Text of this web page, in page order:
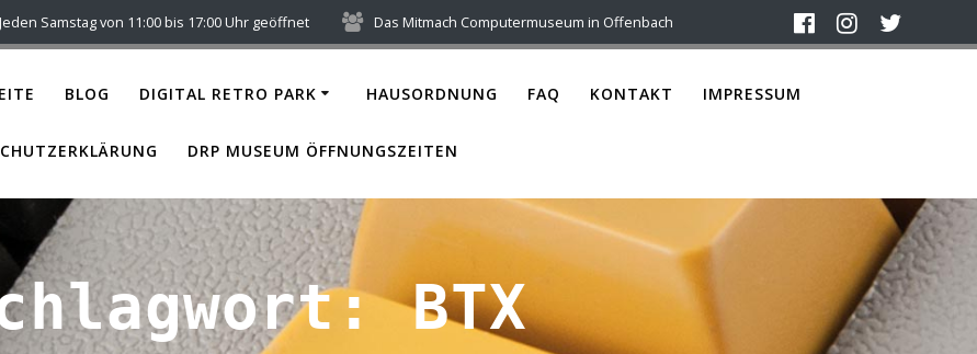
Jeden Samstag von 11:00 bis 17:00 Uhr geöffnet Das Mitmach Computermuseum in Offenbach
BLOG DIGITAL RETRO PARK HAUSORDNUNG FAQ KONTAKT IMPRESSUM
DRP MUSEUM ÖFFNUNGSZEITEN
BTX